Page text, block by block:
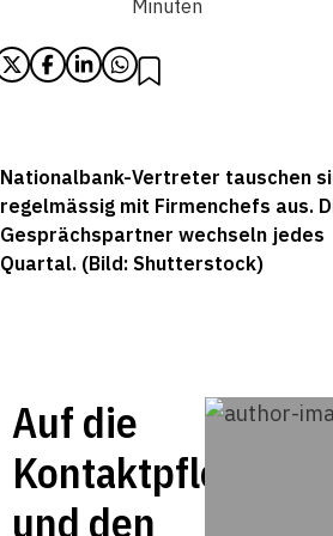
Minuten
Nationalbank-Vertreter tauschen
regelmässig mit Firmenchefs aus.
Gesprächspartner wechseln jedes
Quartal. (Bild: Shutterstock)
Auf die
Kontaktpflege
und den